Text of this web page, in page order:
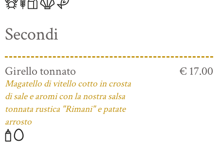
Secondi
Girello tonnato
Magatello di vitello cotto in crosta
di sale e aromi con la nostra salsa
tonnata rustica "Rimani" e patate
arrosto
€ 17.00